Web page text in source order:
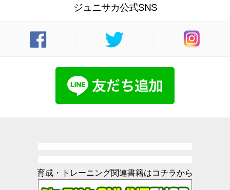
ジュニサカ公式SNS
育成・トレーニング関連書籍はコチラから